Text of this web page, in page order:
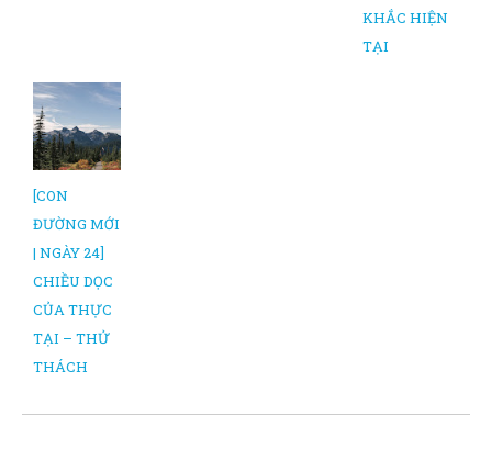
KHẮC HIỆN
TẠI
[CON
ĐƯỜNG MỚI
| NGÀY 24]
CHIỀU DỌC
CỦA THỰC
TẠI – THỬ
THÁCH